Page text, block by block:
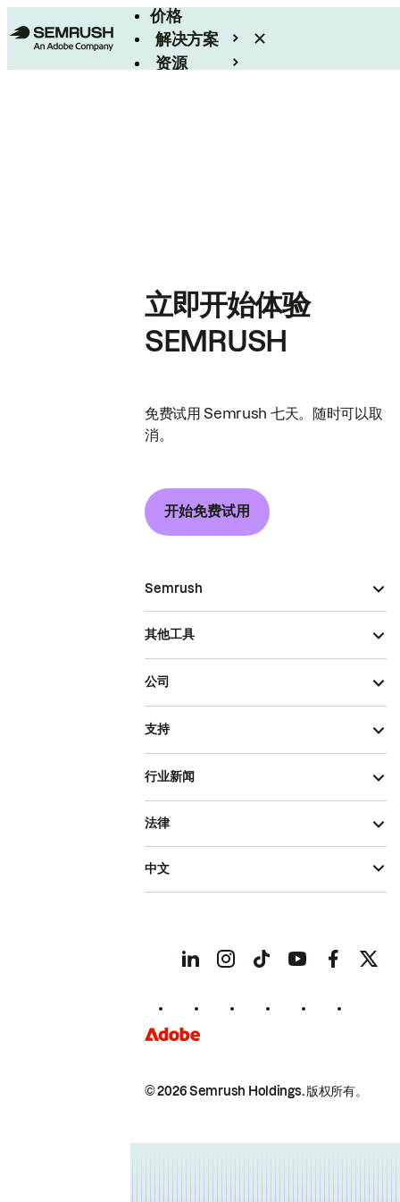
价格
解决方案
资源
立即开始体验
SEMRUSH
免费试用 Semrush 七天。随时可以取
消。
开始免费试用
Semrush
其他工具
公司
支持
行业新闻
© 2026 Semrush Holdings.版权所有。
法律
中文